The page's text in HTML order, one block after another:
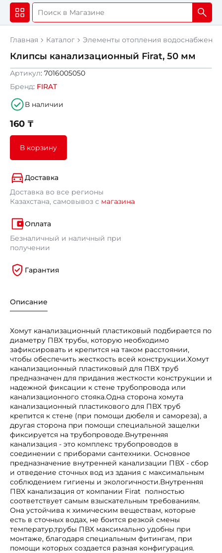
Главная Каталог Элементы отопления водоснабжения
Клипсы канализационный Firat, 50 мм
Артикул: 7016005050
Бренд: FIRAT
В наличии
160 ₸
В корзину
Доставка
Доставка во все регионы
Казахстана, самовывоз с магазина
Оплата
Безналичный и наличный при
получении
Гарантия
Описание
Хомут канализационный пластиковый подбирается по
диаметру ПВХ трубы, которую необходимо
зафиксировать и крепится на таком расстоянии,
чтобы обеспечить жесткость всей конструкции.Хомут
канализационный пластиковый для ПВХ труб
предназначен для придания жесткости конструкции и
надежной фиксации к стене трубопровода или
канализационного стояка.Одна сторона хомута
канализационный пластикового для ПВХ труб
крепится к стене (при помощи дюбеля и самореза), а
другая сторона при помощи специальной защелки
фиксируется на трубопроводе.Внутренняя
канализация - это комплекс трубопроводов в
соединении с приборами сантехники. Основное
предназначение внутренней канализации ПВХ - сбор
и отведение сточных вод из здания с максимальным
соблюдением гигиены и экологичности.Внутренняя
ПВХ канализация от компании Firat полностью
соответствует самым взыскательным требованиям.
Она устойчива к химическим веществам, которые
есть в сточных водах, не боится резкой смены
температур,трубы ПВХ максимально удобны при
монтаже, благодаря специальным фитингам, при
помощи которых создается разная конфигурация.